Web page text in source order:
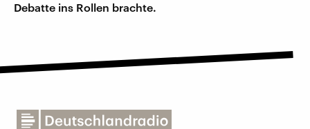
Debatte ins Rollen brachte.